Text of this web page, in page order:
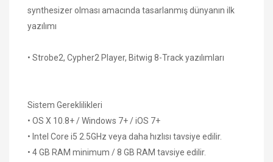
synthesizer olması amacında tasarlanmış dünyanın ilk
yazılımı
• Strobe2, Cypher2 Player, Bitwig 8-Track​ yazılımları
Sistem Gereklilikleri
• OS X 10.8+ / Windows 7+ / iOS 7+
• Intel Core i5 2.5GHz veya daha hızlısı tavsiye edilir.
• 4 GB RAM minimum / 8 GB RAM tavsiye edilir.